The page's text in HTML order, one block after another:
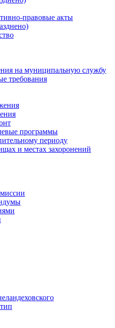
правовые акты
на муниципальную службу
требования
программы
периоду
и местах захоронений